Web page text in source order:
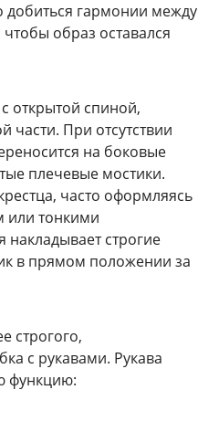
гармонии между
образ оставался
открытой спиной,
части. При отсутствии
на боковые
плечевые мостики.
часто оформляясь
или тонкими
строгие
в прямом положении за
строгого,
с рукавами. Рукава
функцию: